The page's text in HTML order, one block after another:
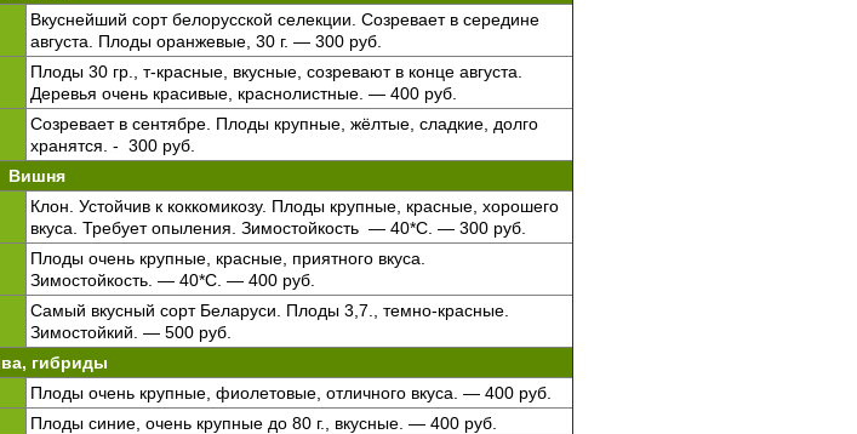
Вкуснейший сорт белорусской селекции. Созревает в середине
августа. Плоды оранжевые, 30 г. — 300 руб.
Плоды 30 гр., т-красные, вкусные, созревают в конце августа.
Деревья очень красивые, краснолистные. — 400 руб.
Созревает в сентябре. Плоды крупные, жёлтые, сладкие, долго
хранятся. - 300 руб.
Вишня
Клон. Устойчив к коккомикозу. Плоды крупные, красные, хорошего
вкуса. Требует опыления. Зимостойкость — 40*С. — 300 руб.
Плоды очень крупные, красные, приятного вкуса.
Зимостойкость. — 40*С. — 400 руб.
Самый вкусный сорт Беларуси. Плоды 3,7., темно-красные.
Зимостойкий. — 500 руб.
гибриды
Плоды очень крупные, фиолетовые, отличного вкуса. — 400 руб.
Плоды синие, очень крупные до 80 г., вкусные. — 400 руб.